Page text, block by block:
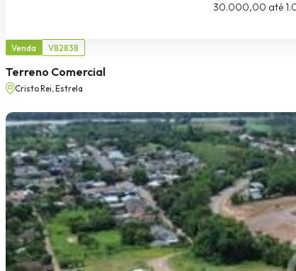
30.000,00 até
Venda V82838
Terreno Comercial
Cristo Rei, Estrela